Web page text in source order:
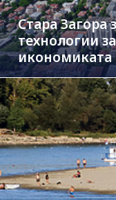
Стара Загора
технологии
икономиката